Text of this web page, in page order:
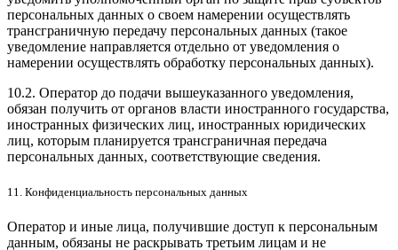
персональных данных о своем намерении осуществлять
трансграничную передачу персональных данных (такое
уведомление направляется отдельно от уведомления о
намерении осуществлять обработку персональных данных).
10.2. Оператор до подачи вышеуказанного уведомления,
обязан получить от органов власти иностранного государства,
иностранных физических лиц, иностранных юридических
лиц, которым планируется трансграничная передача
персональных данных, соответствующие сведения.
11. Конфиденциальность персональных данных
Оператор и иные лица, получившие доступ к персональным
данным, обязаны не раскрывать третьим лицам и не